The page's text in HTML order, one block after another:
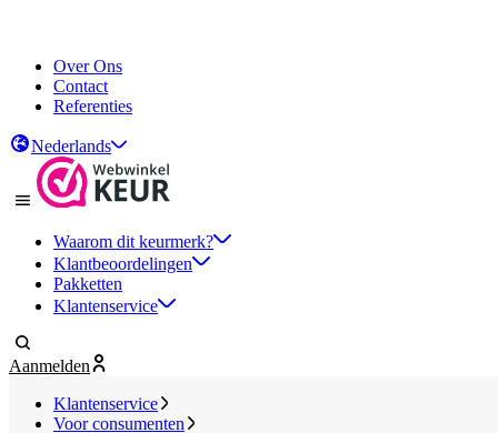
Over Ons
Contact
Referenties
Nederlands
Waarom dit keurmerk?
Klantbeoordelingen
Pakketten
Klantenservice
Aanmelden
Klantenservice
Voor consumenten